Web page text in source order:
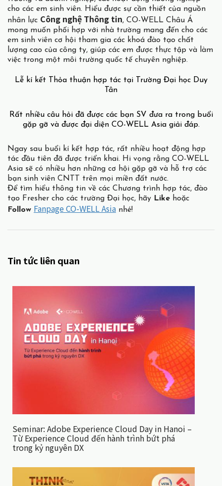
cho các em sinh viên. Hiểu được sự cần thiết của nguồn
nhân lực Công nghệ Thông tin, CO-WELL Châu Á
mong muốn phối hợp với nhà trường mang đến cho các
em sinh viên cơ hội tham gia các khoá đào tạo chất
lượng cao của công ty, giúp các em được thực tập và làm
việc trong một môi trường quốc tế chuyên nghiệp.
Lễ kí kết Thỏa thuận hợp tác tại Trường Đại học Duy
Tân
Rất nhiều câu hỏi đã được các bạn SV đưa ra trong buổi
gặp gỡ và được đại diện CO-WELL Asia giải đáp.
Ngay sau buổi kí kết hợp tác, rất nhiều hoạt động hợp
tác đầu tiên đã được triển khai. Hi vọng rằng CO-WELL
Asia sẽ có nhiều hơn những cơ hội gặp gỡ và hỗ trợ các
bạn sinh viên CNTT trên mọi miền đất nước.
Để tìm hiểu thông tin về các Chương trình hợp tác, đào
tạo Fresher cho các trường Đại học, hãy Like hoặc
Follow Fanpage CO-WELL Asia nhé!
Tin tức liên quan
Seminar: Adobe Experience Cloud Day in Hanoi –
Từ Experience Cloud đến hành trình bứt phá
trong kỷ nguyên DX